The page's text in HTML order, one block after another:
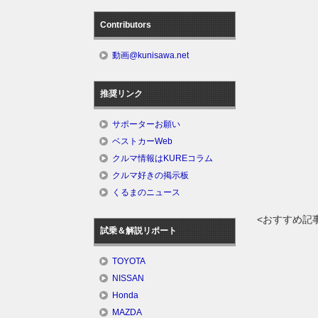
<おすすめ記
Contributors
動画@kunisawa.net
推奨リンク
サポーターお願い
ベストカーWeb
クルマ情報はKUREコラム
クルマ好きの掲示板
くるまのニュース
試乗＆解説リポート
TOYOTA
NISSAN
Honda
MAZDA